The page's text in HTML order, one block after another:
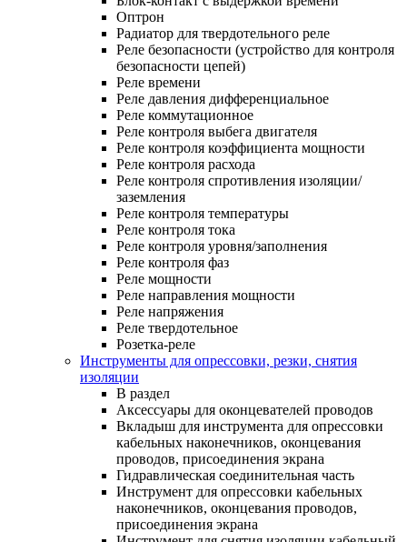
Оптрон
Радиатор для твердотельного реле
Реле безопасности (устройство для контроля
безопасности цепей)
Реле времени
Реле давления дифференциальное
Реле коммутационное
Реле контроля выбега двигателя
Реле контроля коэффициента мощности
Реле контроля расхода
Реле контроля спротивления изоляции/
заземления
Реле контроля температуры
Реле контроля тока
Реле контроля уровня/заполнения
Реле контроля фаз
Реле мощности
Реле направления мощности
Реле напряжения
Реле твердотельное
Розетка-реле
Инструменты для опрессовки, резки, снятия
изоляции
В раздел
Аксессуары для оконцевателей проводов
Вкладыш для инструмента для опрессовки
кабельных наконечников, оконцевания
проводов, присоединения экрана
Гидравлическая соединительная часть
Инструмент для опрессовки кабельных
наконечников, оконцевания проводов,
присоединения экрана